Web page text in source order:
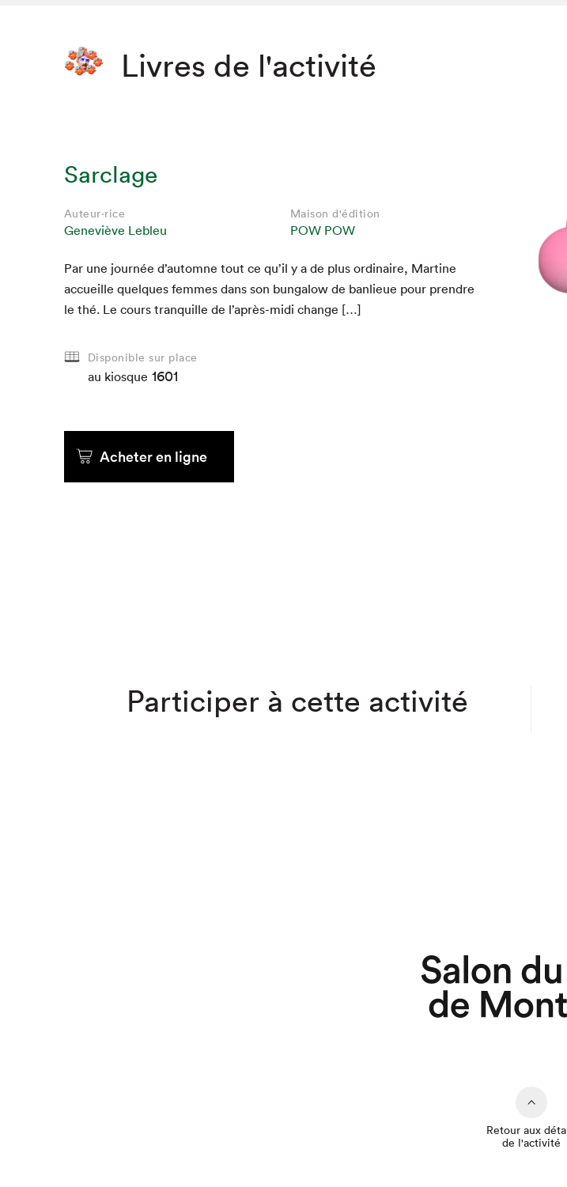
Livres de l'activité
Sarclage
Auteur·rice
Geneviève Lebleu
Maison d'édition
POW POW
Par une journée d’automne tout ce qu’il y a de plus ordi­naire, Mar­tine
accueille quelques femmes dans son bun­ga­low de ban­lieue pour pren­dre
le thé. Le cours tran­quille de l’après-midi change […]
Disponible sur place
au kiosque 1601
Acheter en ligne
Participer à cette activité
Retour aux
de l'activité